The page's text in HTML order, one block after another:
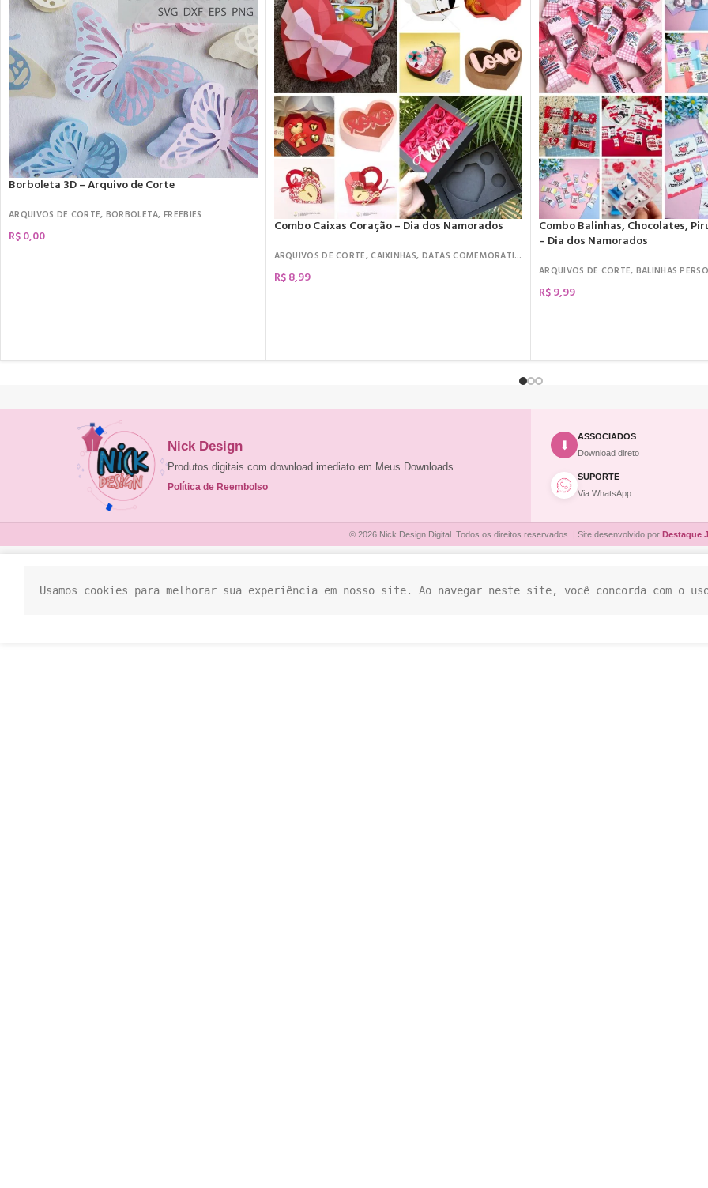
Borboleta 3D – Arquivo de Corte
ARQUIVOS DE CORTE, BORBOLETA, FREEBIES
R$0,00
Combo Caixas Coração – Dia dos Namorados
ARQUIVOS DE CORTE,CAIXINHAS, DATAS COMEMORATIVAS
R$8,99
Combo Balinhas, Chocolates,
– Dia dos Namorados
ARQUIVOS DE CORTE, BALINHAS
R$9,99
Nick Design
Produtos digitais com download imediato em Meus Downloads.
Política de Reembolso
⬇
ASSOCIADOS
Download direto
SUPORTE
Via WhatsApp
© 2026 Nick Design Digital. Todos os direitos reservados. | Site desenvolvido por Destaque
Usamos cookies para melhorar sua experiência em nosso site. Ao navegar neste site, você concorda com o